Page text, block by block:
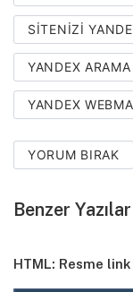
SITENIZI
YANDEX
YANDEX
YORUM BIRAK
Benzer Yazılar
HTML: Resme